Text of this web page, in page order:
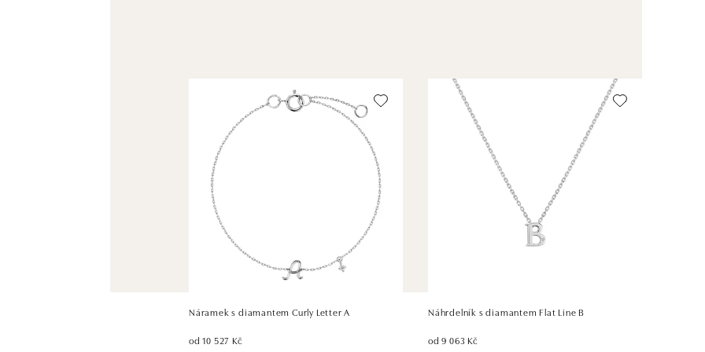
Náramek s diamantem Curly Letter A
od 10 527 Kč
Náhrdelník s diamantem Flat Line B
od 9 063 Kč